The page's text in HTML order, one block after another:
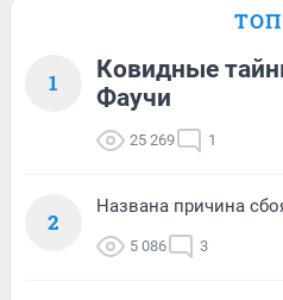
ТОП
1
Ковидные
Фаучи
25 269 1
2
Названа причина
5 086 3